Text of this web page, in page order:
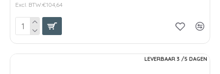
Excl. BTW:€104,64
LEVERBAAR 3 /5 DAGEN